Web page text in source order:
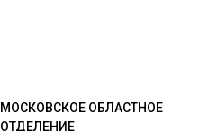
МОСКОВСКОЕ ОБЛАСТНОЕ
ОТДЕЛЕНИЕ